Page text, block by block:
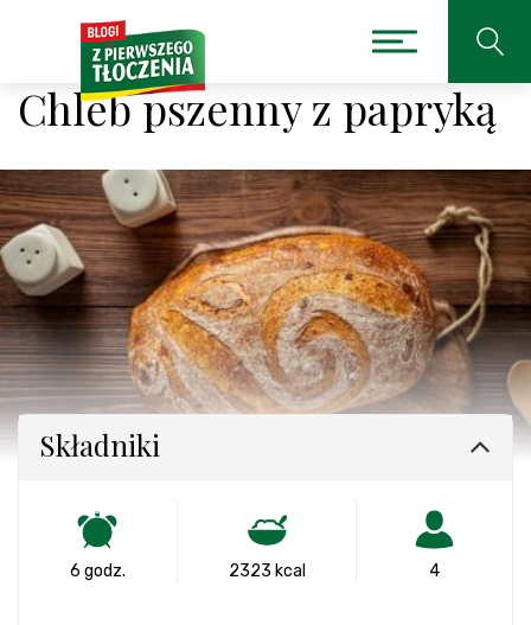
Chleb pszenny z papryką
Składniki
6 godz. 2323 kcal 4